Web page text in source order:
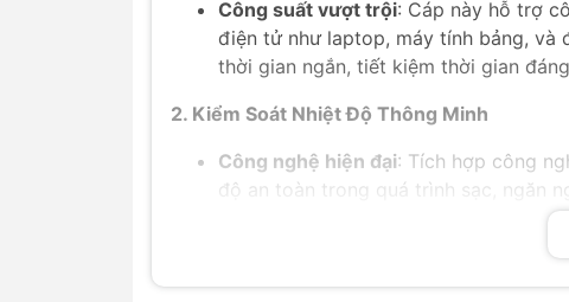
Công suất vượt trội: Cáp này hỗ trợ
điện tử như laptop, máy tính bảng, và
thời gian ngắn, tiết kiệm thời gian
2. Kiểm Soát Nhiệt Độ Thông Minh
Công nghệ hiện đại: Tích hợp công
độ an toàn trong quá trình sạc, ngăn